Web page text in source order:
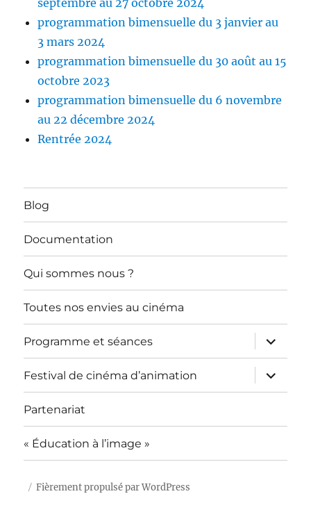
septembre au 27 octobre 2024
programmation bimensuelle du 3 janvier au
3 mars 2024
programmation bimensuelle du 30 août au 15
octobre 2023
programmation bimensuelle du 6 novembre
au 22 décembre 2024
Rentrée 2024
Blog
Documentation
Qui sommes nous ?
Toutes nos envies au cinéma
Programme et séances
ouvrir
le
sous-
menu
Festival de cinéma d’animation
ouvrir
le
sous-
Partenariat
« Éducation à l’image »
Fièrement propulsé par WordPress